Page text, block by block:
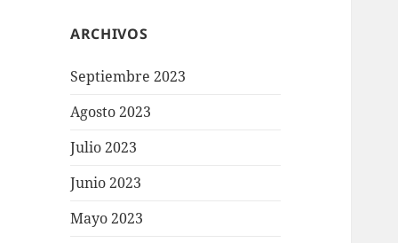
ARCHIVOS
Septiembre 2023
Agosto 2023
Julio 2023
Junio 2023
Mayo 2023